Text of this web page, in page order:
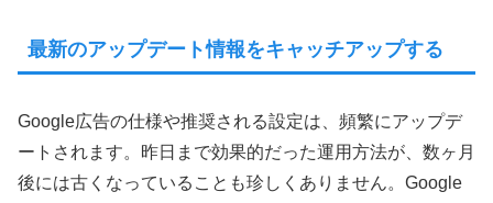
最新のアップデート情報をキャッチアップする
Google広告の仕様や推奨される設定は、頻繁にアップデ
ートされます。昨日まで効果的だった運用方法が、数ヶ月
後には古くなっていることも珍しくありません。Google